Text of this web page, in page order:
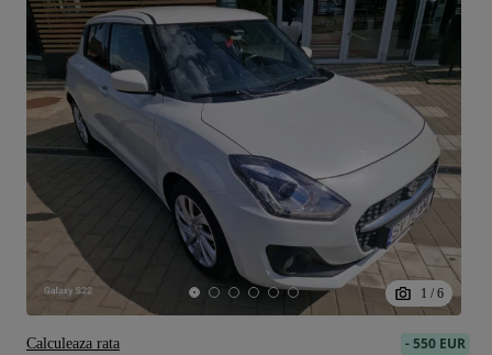
1 / 6
-550 EUR
Calculeaza rata